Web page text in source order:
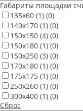
Габариты площадки
135x60 (1) (0)
140x170 (1) (0)
150x150 (4) (0)
150x180 (1) (0)
150x250 (3) (0)
170x180 (1) (0)
175x175 (1) (0)
250x260 (1) (0)
300x400 (1) (0)
Сброс